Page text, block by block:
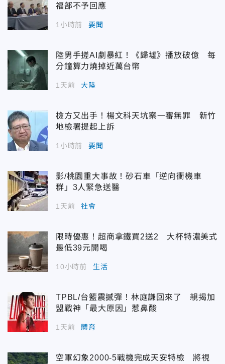
福部不予回應
1小時前 要聞
陸男手搓AI劇暴紅！《歸墟》播放破億 每
分鐘算力燒掉近萬台幣
1天前 大陸
檢方又出手！楊文科天坑案一審無罪 新竹
地檢署提起上訴
1小時前 要聞
影/桃園重大事故！砂石車「逆向衝機車
群」3人緊急送醫
1天前 社會
限時優惠！超商拿鐵買2送2 大杯特濃美式
最低39元開喝
10小時前 生活
TPBL/台籃震撼彈！林庭謙回來了 親揭加
盟戰神「最大原因」惹鼻酸
1天前 體育
空軍幻象2000-5戰機完成天安特檢 將視